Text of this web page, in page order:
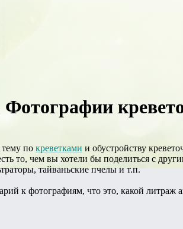
тему по креветками и обустройству
то, чем вы хотели бы поделиться с
тайваньские пчелы и т.п.
к фотографиям, что это, какой литраж